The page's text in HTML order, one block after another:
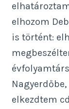
elhozom
is történt:
elkezdtem